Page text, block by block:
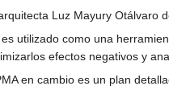
Luz Mayury Otálvaro
es utilizado como una
efectos negativos y
en cambio es un plan